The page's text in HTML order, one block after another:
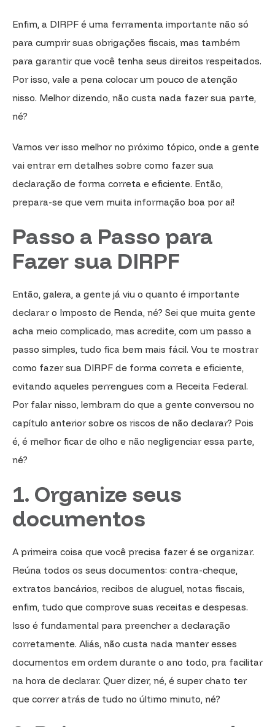
Enfim, a DIRPF é uma ferramenta importante não só
para cumprir suas obrigações fiscais, mas também
para garantir que você tenha seus direitos respeitados.
Por isso, vale a pena colocar um pouco de atenção
nisso. Melhor dizendo, não custa nada fazer sua parte,
né?
Vamos ver isso melhor no próximo tópico, onde a gente
vai entrar em detalhes sobre como fazer sua
declaração de forma correta e eficiente. Então,
prepara-se que vem muita informação boa por aí!
Passo a Passo para
Fazer sua DIRPF
Então, galera, a gente já viu o quanto é importante
declarar o Imposto de Renda, né? Sei que muita gente
acha meio complicado, mas acredite, com um passo a
passo simples, tudo fica bem mais fácil. Vou te mostrar
como fazer sua DIRPF de forma correta e eficiente,
evitando aqueles perrengues com a Receita Federal.
Por falar nisso, lembram do que a gente conversou no
capítulo anterior sobre os riscos de não declarar? Pois
é, é melhor ficar de olho e não negligenciar essa parte,
né?
1. Organize seus
documentos
A primeira coisa que você precisa fazer é se organizar.
Reúna todos os seus documentos: contra-cheque,
extratos bancários, recibos de aluguel, notas fiscais,
enfim, tudo que comprove suas receitas e despesas.
Isso é fundamental para preencher a declaração
corretamente. Aliás, não custa nada manter esses
documentos em ordem durante o ano todo, pra facilitar
na hora de declarar. Quer dizer, né, é super chato ter
que correr atrás de tudo no último minuto, né?